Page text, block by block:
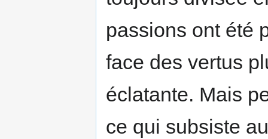
passions ont été
face des vertus
éclatante. Mais
ce qui subsiste